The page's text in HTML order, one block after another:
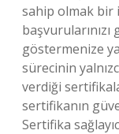
sahip olmak bir
göstermenize
sürecinin
verdiği
sertifikanın
Sertifika